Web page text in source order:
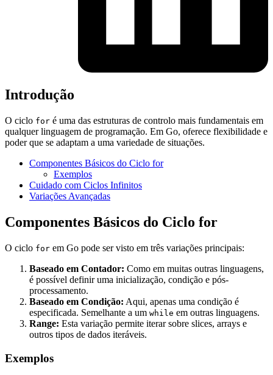
Introdução
O ciclo for é uma das estruturas de controlo mais fundamentais em
qualquer linguagem de programação. Em Go, oferece flexibilidade e
poder que se adaptam a uma variedade de situações.
Componentes Básicos do Ciclo for
Exemplos
Cuidado com Ciclos Infinitos
Variações Avançadas
Componentes Básicos do Ciclo for
O ciclo for em Go pode ser visto em três variações principais:
Baseado em Contador: Como em muitas outras linguagens,
é possível definir uma inicialização, condição e pós-
processamento.
Baseado em Condição: Aqui, apenas uma condição é
especificada. Semelhante a um while em outras linguagens.
Range: Esta variação permite iterar sobre slices, arrays e
outros tipos de dados iteráveis.
Exemplos